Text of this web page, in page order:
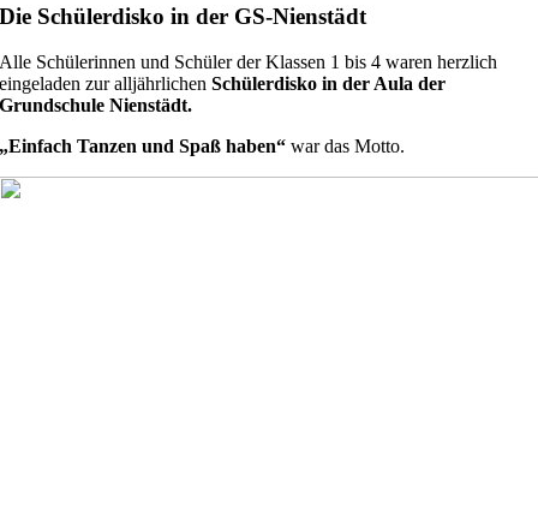
Die Schülerdisko in der GS-Nienstädt
Alle Schülerinnen und Schüler der Klassen 1 bis 4 waren herzlich
eingeladen zur alljährlichenSchülerdisko in der Aula der
Grundschule Nienstädt.
„Einfach Tanzen und Spaß haben“ war das Motto.